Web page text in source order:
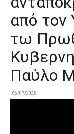
από
τω
Παύλο
06/07/2026